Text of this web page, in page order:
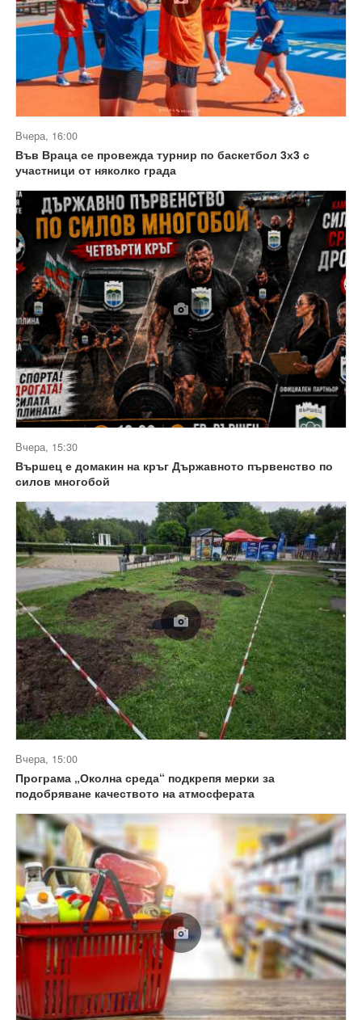
Вчера, 16:00
Във Враца се провежда турнир по баскетбол 3х3 с
участници от няколко града
Вчера, 15:30
Вършец е домакин на кръг Държавното първенство по
силов многобой
Вчера, 15:00
Програма „Околна среда“ подкрепя мерки за
подобряване качеството на атмосферата